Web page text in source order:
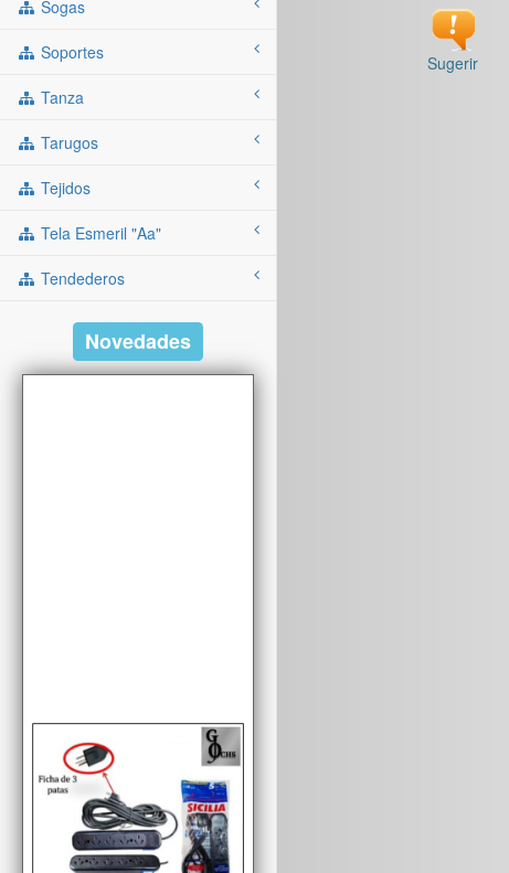
Sogas
Soportes
Tanza
Tarugos
Tejidos
Tela Esmeril "aa"
Tendederos
Novedades
Sugerir